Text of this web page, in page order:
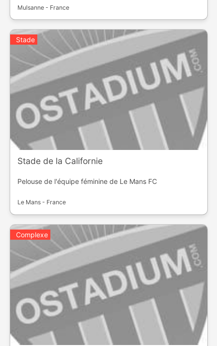
Mulsanne - France
Stade
Stade de la Californie
Pelouse de l'équipe féminine de Le Mans FC
Le Mans - France
Complexe